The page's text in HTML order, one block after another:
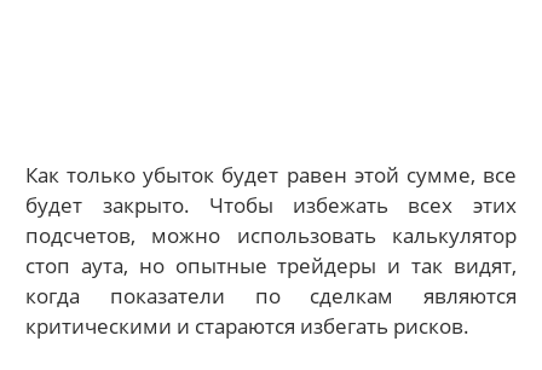
Как только убыток будет равен этой сумме, все
будет закрыто. Чтобы избежать всех этих
подсчетов, можно использовать калькулятор
стоп аута, но опытные трейдеры и так видят,
когда показатели по сделкам являются
критическими и стараются избегать рисков.